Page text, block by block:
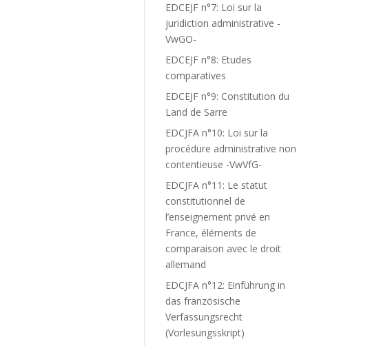
EDCEJF n°7: Loi sur la
juridiction administrative -
VwGO-
EDCEJF n°8: Etudes
comparatives
EDCEJF n°9: Constitution du
Land de Sarre
EDCJFA n°10: Loi sur la
procédure administrative non
contentieuse -VwVfG-
EDCJFA n°11: Le statut
constitutionnel de
l’enseignement privé en
France, éléments de
comparaison avec le droit
allemand
EDCJFA n°12: Einführung in
das französische
Verfassungsrecht
(Vorlesungsskript)